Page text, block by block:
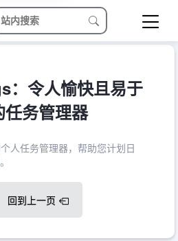
：令人愉快且易于
任务管理器
人任务管理器，帮助您计划日
回到上一页